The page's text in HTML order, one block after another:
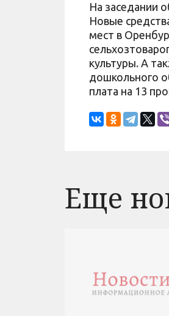
На заседании
Новые
мест в
культуры. А
дошкольного
плата на 13
Еще